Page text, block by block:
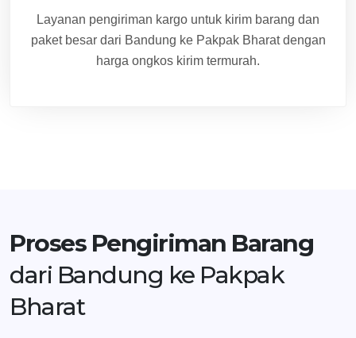
Layanan pengiriman kargo untuk kirim barang dan
paket besar dari Bandung ke Pakpak Bharat dengan
harga ongkos kirim termurah.
Proses Pengiriman Barang
dari Bandung ke Pakpak
Bharat